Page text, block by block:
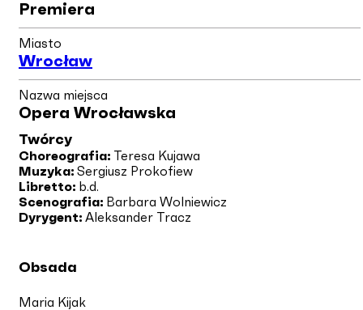
Premiera
Miasto
Wrocław
Nazwa miejsca
Opera Wrocławska
Twórcy
Choreografia: Teresa Kujawa
Muzyka: Sergiusz Prokofiew
Libretto: b.d.
Scenografia: Barbara Wolniewicz
Dyrygent: Aleksander Tracz
Obsada
Maria Kijak